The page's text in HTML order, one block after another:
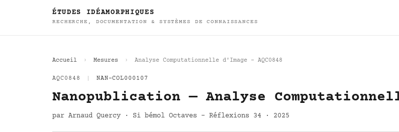
ÉTUDES IDÉAMORPHIQUES
RECHERCHE, DOCUMENTATION & SYSTÈMES DE CONNAISSANCES
Accueil Mesures Analyse Computationnelle d'Image - AQC0848
AQC0848 NAN-COL000107
Nanopublication — Analyse
par Arnaud Quercy · Si bémol Octaves - Réflexions 34 · 2025